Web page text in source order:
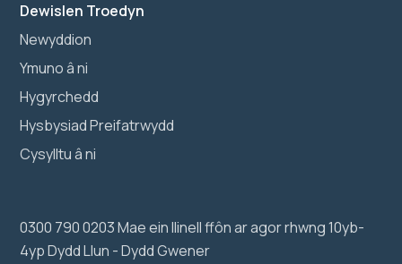
Dewislen Troedyn
Newyddion
Ymuno â ni
Hygyrchedd
Hysbysiad Preifatrwydd
Cysylltu â ni
0300 790 0203 Mae ein llinell ffôn ar agor rhwng 10yb-
4yp Dydd Llun - Dydd Gwener